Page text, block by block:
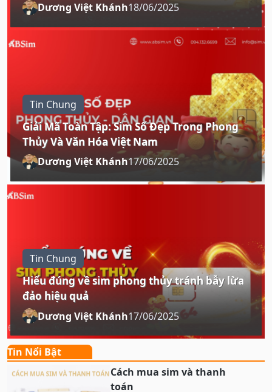
Dương Việt Khánh18/06/2025
Tin Chung
Giải Mã Toàn Tập: Sim Số Đẹp Trong Phong
Thủy Và Văn Hóa Việt Nam
Dương Việt Khánh17/06/2025
Tin Chung
Hiểu đúng về sim phong thủy tránh bẫy lừa
đảo hiệu quả
Dương Việt Khánh17/06/2025
Tin Nổi Bật
Cách mua sim và thanh
toán